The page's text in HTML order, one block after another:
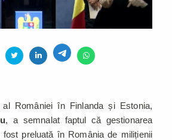
al României în Finlanda și Estonia,
, a semnalat faptul că gestionarea
preluată în România de milițienii